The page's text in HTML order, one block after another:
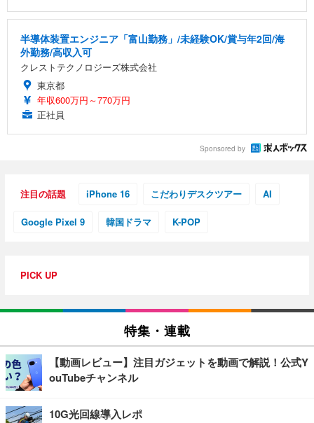
半導体装置エンジニア「富山勤務」/未経験OK/賞与年2回/海
外勤務/高収入可
クレストテクノロジーズ株式会社
東京都
年収600万円～770万円
正社員
Sponsored by
注目の話題 iPhone 16 こだわりデスクツアー AI
Google Pixel 9 韓国ドラマ K-POP
PICK UP
特集・連載
【動画レビュー】注目ガジェットを動画で解説！公式Y
ouTubeチャンネル
10G光回線導入レポ